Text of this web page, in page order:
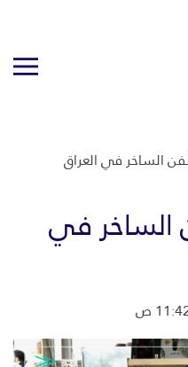
الساخر في العراق
الساخر في